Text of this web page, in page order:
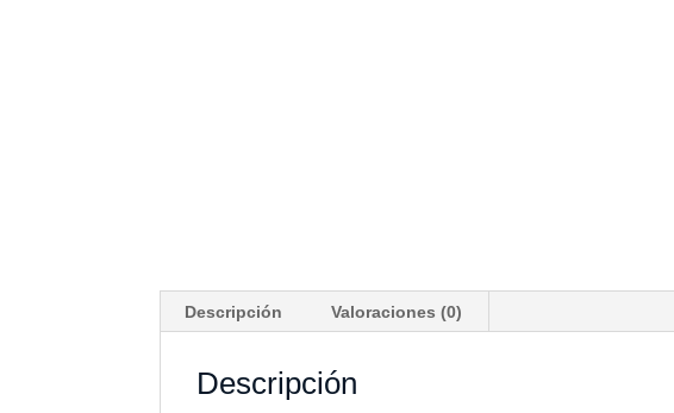
Descripción Valoraciones (0)
Descripción